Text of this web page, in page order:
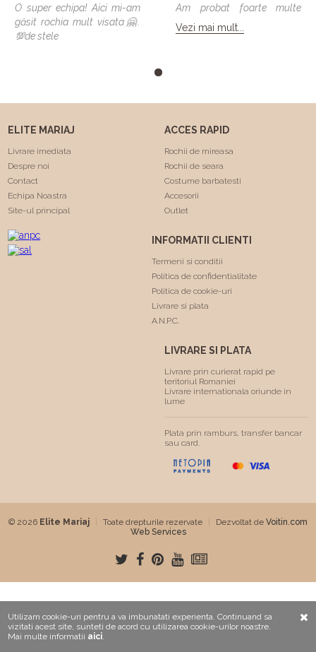
O super echipa! Aici mi-am
găsit rochia mult visata🤗.
💯de stele
Am probat foarte multe
modele si vreau sa spun ca
toate veneau bine , dar
"Trash the dress" si a rezistat
multumesc echipa Elite
Mariaj faceti minuni .❤️❤️
Vezi mai mult...
ELITE MARIAJ
Livrare imediata
Despre noi
Contact
Echipa Noastra
Site-ul principal
ACCES RAPID
Rochii de mireasa
Rochii de seara
Costume barbatesti
Accesorii
Outlet
INFORMATII CLIENTI
Termeni si conditii
Politica de confidentialitate
Politica de cookie-uri
Livrare si plata
A.N.P.C.
LIVRARE SI PLATA
Livrare prin curierat rapid pe
teritoriul Romaniei
Livrare internationala oriunde in
lume
Plata prin ramburs, transfer bancar
sau card.
© 2026 Elite Mariaj Toate drepturile rezervate Dezvoltat de Voitin.com
Web Services
Utilizam cookie-uri pentru a va imbunatati experienta. Continuand sa
vizitati acest site, sunteti de acord cu utilizarea cookie-urilor noastre.
Mai multe informatii aici.